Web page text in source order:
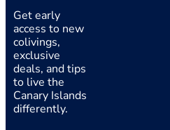
Get early
access to new
colivings,
exclusive
deals, and tips
to live the
Canary Islands
differently.